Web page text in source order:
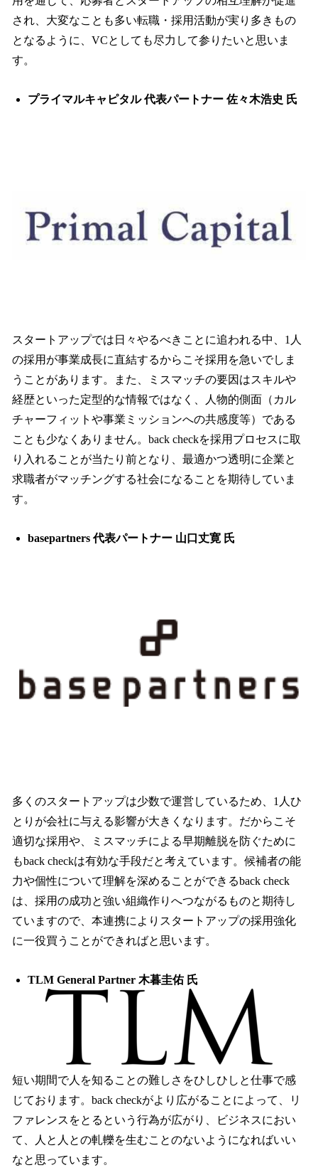
され、大変なことも多い転職・採用活動が実り多きもの
となるように、VCとしても尽力して参りたいと思いま
す。
プライマルキャピタル 代表パートナー 佐々木浩史 氏
スタートアップでは日々やるべきことに追われる中、1人
の採用が事業成長に直結するからこそ採用を急いでしま
うことがあります。また、ミスマッチの要因はスキルや
経歴といった定型的な情報ではなく、人物的側面（カル
チャーフィットや事業ミッションへの共感度等）である
ことも少なくありません。back checkを採用プロセスに取
り入れることが当たり前となり、最適かつ透明に企業と
求職者がマッチングする社会になることを期待していま
す。
basepartners 代表パートナー 山口丈寛 氏
多くのスタートアップは少数で運営しているため、1人ひ
とりが会社に与える影響が大きくなります。だからこそ
適切な採用や、ミスマッチによる早期離脱を防ぐために
もback checkは有効な手段だと考えています。候補者の能
力や個性について理解を深めることができるback check
は、採用の成功と強い組織作りへつながるものと期待し
ていますので、本連携によりスタートアップの採用強化
に一役買うことができればと思います。
TLM General Partner 木暮圭佑 氏
短い期間で人を知ることの難しさをひしひしと仕事で感
じております。back checkがより広がることによって、リ
ファレンスをとるという行為が広がり、ビジネスにおい
て、人と人との軋轢を生むことのないようになればいい
なと思っています。